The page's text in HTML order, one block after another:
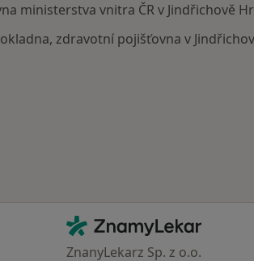
ministerstva vnitra ČR v Jindřichově
zdravotní pojišťovna v
Kontakt
ZnamyLekar - Hlavní stránka
ZnanyLekarz Sp. z o.o.